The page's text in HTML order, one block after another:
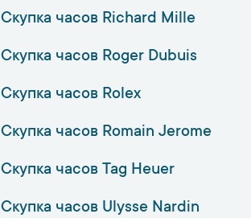
Скупка часов Richard Mille
Скупка часов Roger Dubuis
Скупка часов Rolex
Скупка часов Romain Jerome
Скупка часов Tag Heuer
Скупка часов Ulysse Nardin